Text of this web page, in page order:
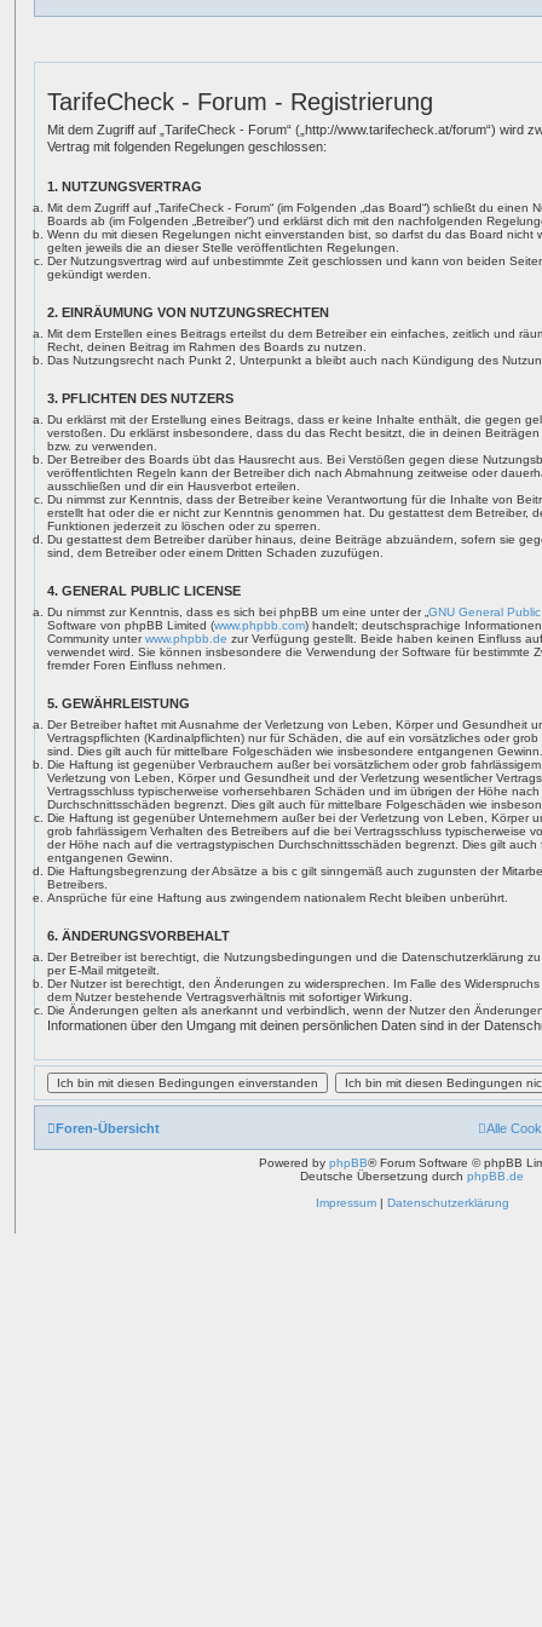
TarifeCheck - Forum - Registrierung
Mit dem Zugriff auf „TarifeCheck - Forum“ („http://www.tarifecheck.at/forum“) wird
Vertrag mit folgenden Regelungen geschlossen:
1. NUTZUNGSVERTRAG
Mit dem Zugriff auf „TarifeCheck - Forum“ (im Folgenden „das Board“) schließt du einen
Boards ab (im Folgenden „Betreiber“) und erklärst dich mit den nachfolgenden
Wenn du mit diesen Regelungen nicht einverstanden bist, so darfst du das Board nicht
gelten jeweils die an dieser Stelle veröffentlichten Regelungen.
Der Nutzungsvertrag wird auf unbestimmte Zeit geschlossen und kann von beiden
gekündigt werden.
2. EINRÄUMUNG VON NUTZUNGSRECHTEN
Mit dem Erstellen eines Beitrags erteilst du dem Betreiber ein einfaches, zeitlich und
Recht, deinen Beitrag im Rahmen des Boards zu nutzen.
Das Nutzungsrecht nach Punkt 2, Unterpunkt a bleibt auch nach Kündigung des
3. PFLICHTEN DES NUTZERS
Du erklärst mit der Erstellung eines Beitrags, dass er keine Inhalte enthält, die gegen
verstoßen. Du erklärst insbesondere, dass du das Recht besitzt, die in deinen
bzw. zu verwenden.
Der Betreiber des Boards übt das Hausrecht aus. Bei Verstößen gegen diese
veröffentlichten Regeln kann der Betreiber dich nach Abmahnung zeitweise oder
ausschließen und dir ein Hausverbot erteilen.
Du nimmst zur Kenntnis, dass der Betreiber keine Verantwortung für die Inhalte von
erstellt hat oder die er nicht zur Kenntnis genommen hat. Du gestattest dem Betreiber,
Funktionen jederzeit zu löschen oder zu sperren.
Du gestattest dem Betreiber darüber hinaus, deine Beiträge abzuändern, sofern sie
sind, dem Betreiber oder einem Dritten Schaden zuzufügen.
4. GENERAL PUBLIC LICENSE
Du nimmst zur Kenntnis, dass es sich bei phpBB um eine unter der „ GNU General
Software von phpBB Limited (www.phpbb.com) handelt; deutschsprachige
Community unterwww.phpbb.de zur Verfügung gestellt. Beide haben keinen Einfluss
verwendet wird. Sie können insbesondere die Verwendung der Software für bestimmte
fremder Foren Einfluss nehmen.
5. GEWÄHRLEISTUNG
Der Betreiber haftet mit Ausnahme der Verletzung von Leben, Körper und Gesundheit
Vertragspflichten (Kardinalpflichten) nur für Schäden, die auf ein vorsätzliches oder
sind. Dies gilt auch für mittelbare Folgeschäden wie insbesondere entgangenen Gewinn.
Die Haftung ist gegenüber Verbrauchern außer bei vorsätzlichem oder grob
Verletzung von Leben, Körper und Gesundheit und der Verletzung wesentlicher
Vertragsschluss typischerweise vorhersehbaren Schäden und im übrigen der Höhe
Durchschnittsschäden begrenzt. Dies gilt auch für mittelbare Folgeschäden wie
Die Haftung ist gegenüber Unternehmern außer bei der Verletzung von Leben, Körper
grob fahrlässigem Verhalten des Betreibers auf die bei Vertragsschluss typischerweise
der Höhe nach auf die vertragstypischen Durchschnittsschäden begrenzt. Dies gilt
entgangenen Gewinn.
Die Haftungsbegrenzung der Absätze a bis c gilt sinngemäß auch zugunsten der
Betreibers.
Ansprüche für eine Haftung aus zwingendem nationalem Recht bleiben unberührt.
6. ÄNDERUNGSVORBEHALT
Der Betreiber ist berechtigt, die Nutzungsbedingungen und die Datenschutzerklärung
per E-Mail mitgeteilt.
Der Nutzer ist berechtigt, den Änderungen zu widersprechen. Im Falle des
dem Nutzer bestehende Vertragsverhältnis mit sofortiger Wirkung.
Die Änderungen gelten als anerkannt und verbindlich, wenn der Nutzer den
Informationen über den Umgang mit deinen persönlichen Daten sind in der
Foren-Übersicht Alle
Powered by phpBB® Forum Software © phpBB
Deutsche Übersetzung durch phpBB.de
Impressum| Datenschutzerklärung